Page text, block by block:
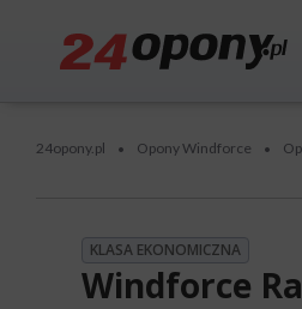
24opony.pl • Opony Windforce •
KLASA EKONOMICZNA
Windforce